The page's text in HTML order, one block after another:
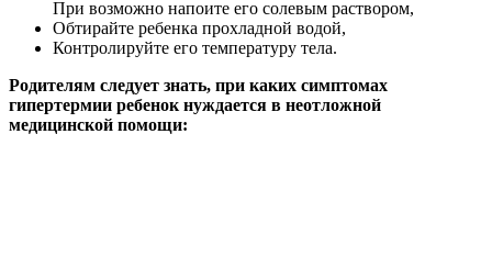
При возможно напоите его солевым раствором,
Обтирайте ребенка прохладной водой,
Контролируйте его температуру тела.
Родителям следует знать, при каких симптомах
гипертермии ребенок нуждается в неотложной
медицинской помощи: